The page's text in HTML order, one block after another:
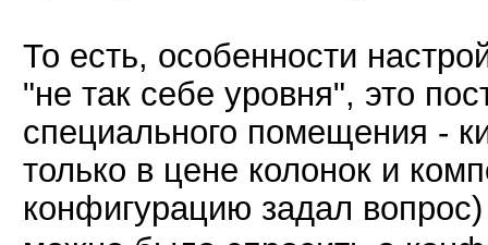
То есть, особенности
"не так себе уровня", это
специального помещения -
только в цене колонок и
конфигурацию задал